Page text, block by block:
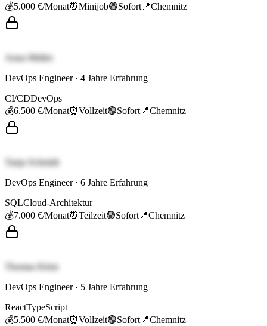
💰5.000 €/Monat⏰Minijob🟢Sofort 📍Chemnitz
Anna Müller
DevOps Engineer· 4 Jahre Erfahrung
CI/CDDevOps
💰6.500 €/Monat⏰Vollzeit🟢Sofort 📍Chemnitz
Tanja Schmidt
DevOps Engineer· 6 Jahre Erfahrung
SQLCloud-Architektur
💰7.000 €/Monat⏰Teilzeit🟢Sofort 📍Chemnitz
Thomas Klein
DevOps Engineer· 5 Jahre Erfahrung
ReactTypeScript
💰5.500 €/Monat⏰Vollzeit🟢Sofort 📍Chemnitz